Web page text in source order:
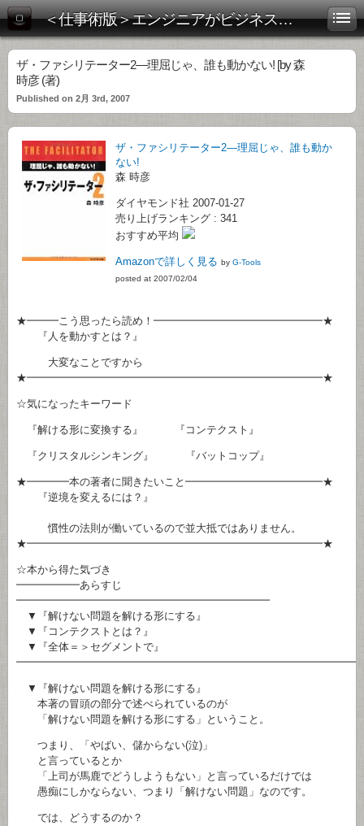
＜仕事術版＞エンジニアがビジネス書を斬る！
ザ・ファシリテーター2―理屈じゃ、誰も動かない! [by 森
時彦 (著)
Published on 2月 3rd, 2007
ザ・ファシリテーター2―理屈じゃ、誰も動か
ない!
森 時彦
ダイヤモンド社 2007-01-27
売り上げランキング : 341
おすすめ平均
Amazonで詳しく見る by G-Tools
posted at 2007/02/04
★━━━こう思ったら読め！━━━━━━━━━━━━━━━━★
『人を動かすとは？』
大変なことですから
★━━━━━━━━━━━━━━━━━━━━━━━━━━━━★
☆気になったキーワード
『解ける形に変換する』 『コンテクスト』
『クリスタルシンキング』 『バットコップ』
★━━━━本の著者に聞きたいこと━━━━━━━━━━━━━★
『逆境を変えるには？』
慣性の法則が働いているので並大抵ではありません。
★━━━━━━━━━━━━━━━━━━━━━━━━━━━━★
☆本から得た気づき
━━━━━━あらすじ
━━━━━━━━━━━━━━━━━━━━━━━━
▼『解けない問題を解ける形にする』
▼『コンテクストとは？』
▼『全体＝＞セグメントで』
▼『解けない問題を解ける形にする』
本著の冒頭の部分で述べられているのが
「解けない問題を解ける形にする」ということ。
つまり、「やばい、儲からない(泣)」
と言っているとか
「上司が馬鹿でどうしようもない」と言っているだけでは
愚痴にしかならない、つまり「解けない問題」なのです。
では、どうするのか？